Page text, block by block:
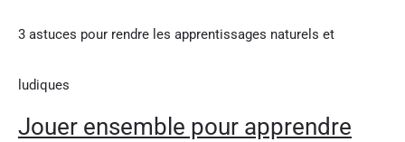
3 astuces pour rendre les apprentissages naturels et
ludiques
Jouer ensemble pour apprendre